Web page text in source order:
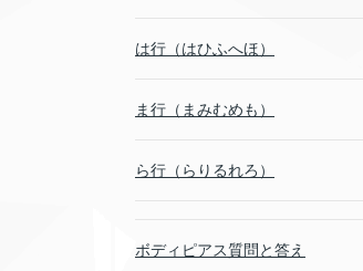
は行（はひふへほ）
ま行（まみむめも）
ら行（らりるれろ）
ボディピアス質問と答え